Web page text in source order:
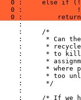
0 :     else if
0 :
0 :
:
:     /*
:      * Can
:      *
:      * to
:      *
:      * where
:      * too
:      */
:
:     /* If we